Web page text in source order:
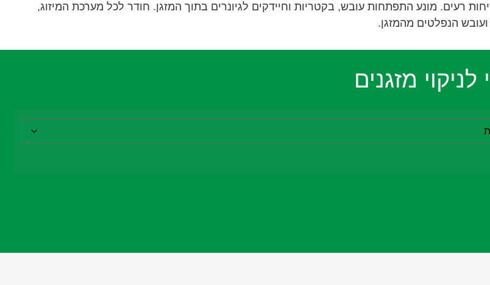
רעים. מונע התפתחות עובש, בקטריות וחיידקים לגיונרים בתוך המזגן. חודר לכל מערכת המיזוג,
הנפלטים מהמזגן.